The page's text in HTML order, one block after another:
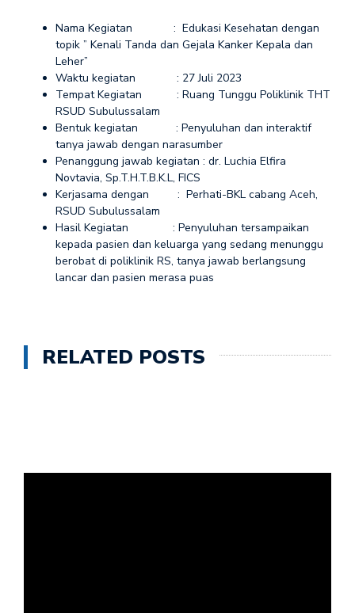
Nama Kegiatan : Edukasi Kesehatan dengan
topik ” Kenali Tanda dan Gejala Kanker Kepala dan
Leher”
Waktu kegiatan : 27 Juli 2023
Tempat Kegiatan : Ruang Tunggu Poliklinik THT
RSUD Subulussalam
Bentuk kegiatan : Penyuluhan dan interaktif
tanya jawab dengan narasumber
Penanggung jawab kegiatan : dr. Luchia Elfira
Novtavia, Sp.T.H.T.B.K.L, FICS
Kerjasama dengan : Perhati-BKL cabang Aceh,
RSUD Subulussalam
Hasil Kegiatan : Penyuluhan tersampaikan
kepada pasien dan keluarga yang sedang menunggu
berobat di poliklinik RS, tanya jawab berlangsung
lancar dan pasien merasa puas
RELATED POSTS